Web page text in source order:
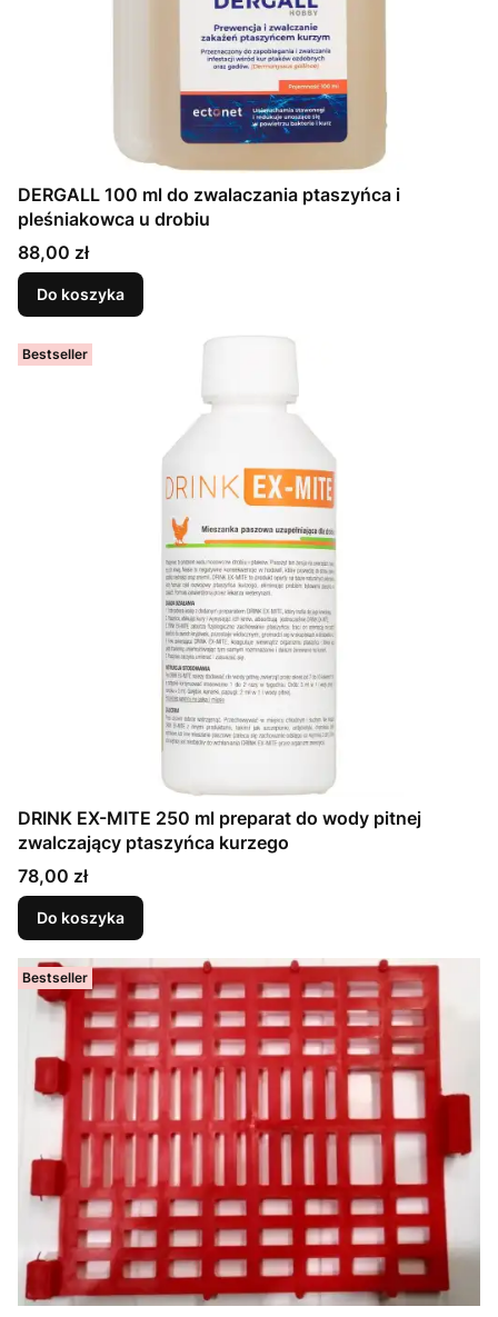
DERGALL 100 ml do zwalaczania ptaszyńca i
pleśniakowca u drobiu
Cena
88,00 zł
Do koszyka
Bestseller
DRINK EX-MITE 250 ml preparat do wody pitnej
zwalczający ptaszyńca kurzego
Cena
78,00 zł
Do koszyka
Bestseller